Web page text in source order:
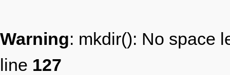
Warning: mkdir(): No space
line 127